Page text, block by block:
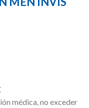
médica, no exceder